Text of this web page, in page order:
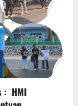
: HMI